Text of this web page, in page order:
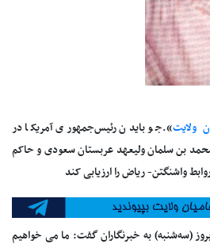
ولایت».جو بایدن رئیس‌جمهوری آمریکا در
محمد بن سلمان ولیعهد عربستان سعودی و حاکم
واشنگتن- ریاض را ارزیابی کند
(سه‌شنبه) به خبرنگاران گفت: ما می خواهیم